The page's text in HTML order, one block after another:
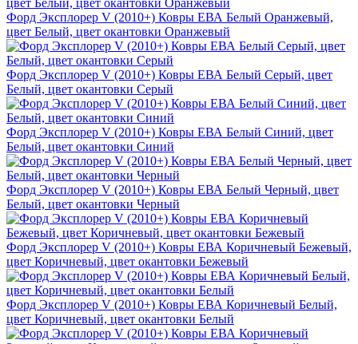
Форд Эксплорер V (2010+) Ковры ЕВА Белый Оранжевый,
цвет Белый, цвет окантовки Оранжевый
Форд Эксплорер V (2010+) Ковры ЕВА Белый Серый, цвет
Белый, цвет окантовки Серый
Форд Эксплорер V (2010+) Ковры ЕВА Белый Синий, цвет
Белый, цвет окантовки Синий
Форд Эксплорер V (2010+) Ковры ЕВА Белый Черный, цвет
Белый, цвет окантовки Черный
Форд Эксплорер V (2010+) Ковры ЕВА Коричневый Бежевый,
цвет Коричневый, цвет окантовки Бежевый
Форд Эксплорер V (2010+) Ковры ЕВА Коричневый Белый,
цвет Коричневый, цвет окантовки Белый